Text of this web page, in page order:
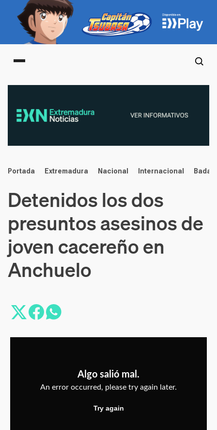
Main menu
noticias
Portada Extremadura Nacional Internacional
Detenidos los dos
presuntos asesinos de
joven cacereño en
Anchuelo